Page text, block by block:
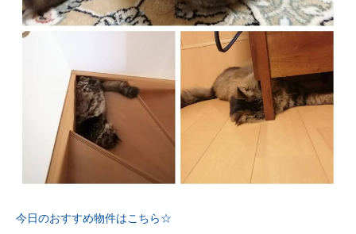
今日のおすすめ物件はこちら☆